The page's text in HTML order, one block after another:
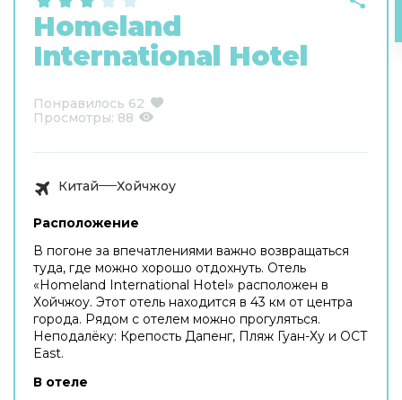
Homeland
International Hotel
Понравилось 62
Просмотры: 88
Китай Хойчжоу
Расположение
В погоне за впечатлениями важно возвращаться
туда, где можно хорошо отдохнуть. Отель
«Homeland International Hotel» расположен в
Хойчжоу. Этот отель находится в 43 км от центра
города. Рядом с отелем можно прогуляться.
Неподалёку: Крепость Дапенг, Пляж Гуан-Ху и ОСТ
East.
В отеле